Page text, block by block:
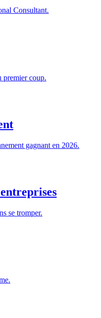
Consultant.
premier coup.
gagnant en 2026.
se tromper.